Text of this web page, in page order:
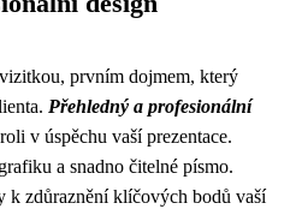
prvním dojmem, který
Přehledný a profesionální
v úspěchu vaší prezentace.
a snadno čitelné písmo.
k zdůraznění klíčových bodů vaší